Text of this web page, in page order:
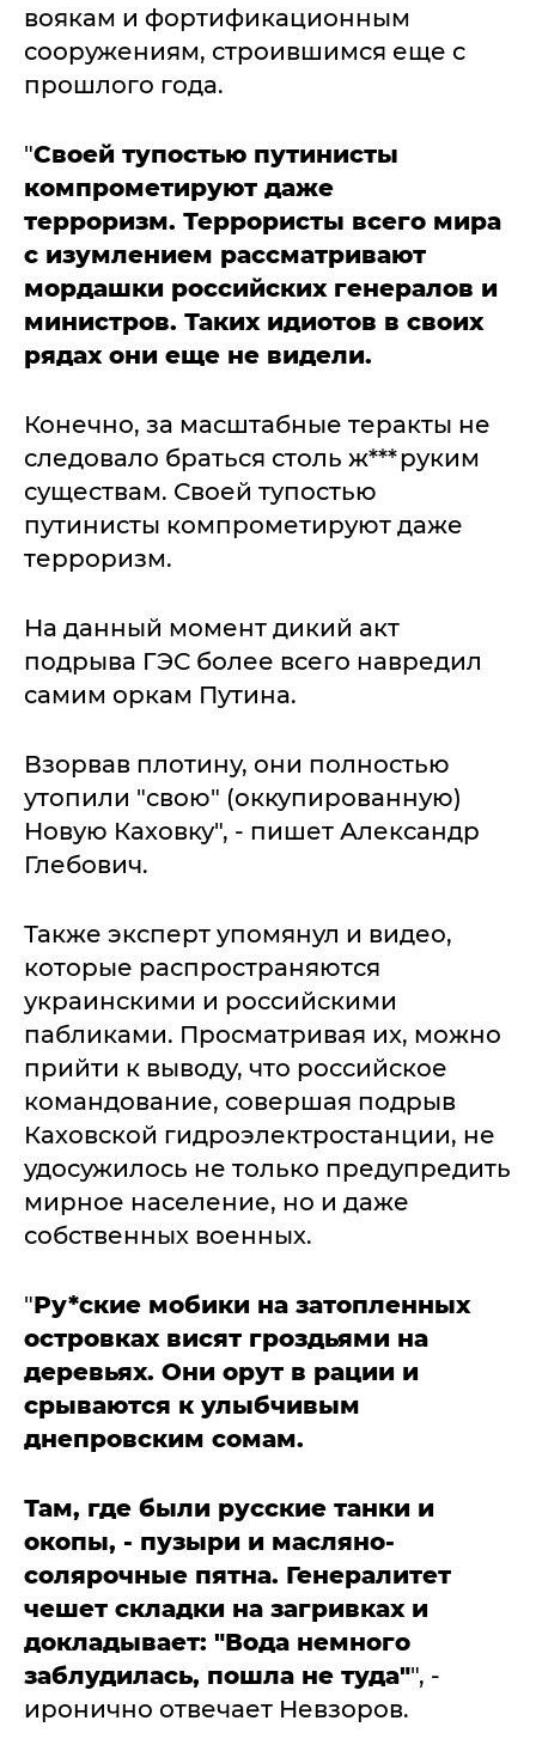
воякам и фортификационным
сооружениям, строившимся еще с
прошлого года.
"Своей тупостью путинисты
компрометируют даже
терроризм. Террористы всего мира
с изумлением рассматривают
мордашки российских генералов и
министров. Таких идиотов в своих
рядах они еще не видели.
Конечно, за масштабные теракты не
следовало браться столь ж***руким
существам. Своей тупостью
путинисты компрометируют даже
терроризм.
На данный момент дикий акт
подрыва ГЭС более всего навредил
самим оркам Путина.
Взорвав плотину, они полностью
утопили "свою" (оккупированную)
Новую Каховку", - пишет Александр
Глебович.
Также эксперт упомянул и видео,
которые распространяются
украинскими и российскими
пабликами. Просматривая их, можно
прийти к выводу, что российское
командование, совершая подрыв
Каховской гидроэлектростанции, не
удосужилось не только предупредить
мирное население, но и даже
собственных военных.
"Ру*ские мобики на затопленных
островках висят гроздьями на
деревьях. Они орут в рации и
срываются к улыбчивым
днепровским сомам.
Там, где были русские танки и
окопы, - пузыри и масляно-
солярочные пятна. Генералитет
чешет складки на загривках и
докладывает: "Вода немного
заблудилась, пошла не туда"", -
иронично отвечает Невзоров.